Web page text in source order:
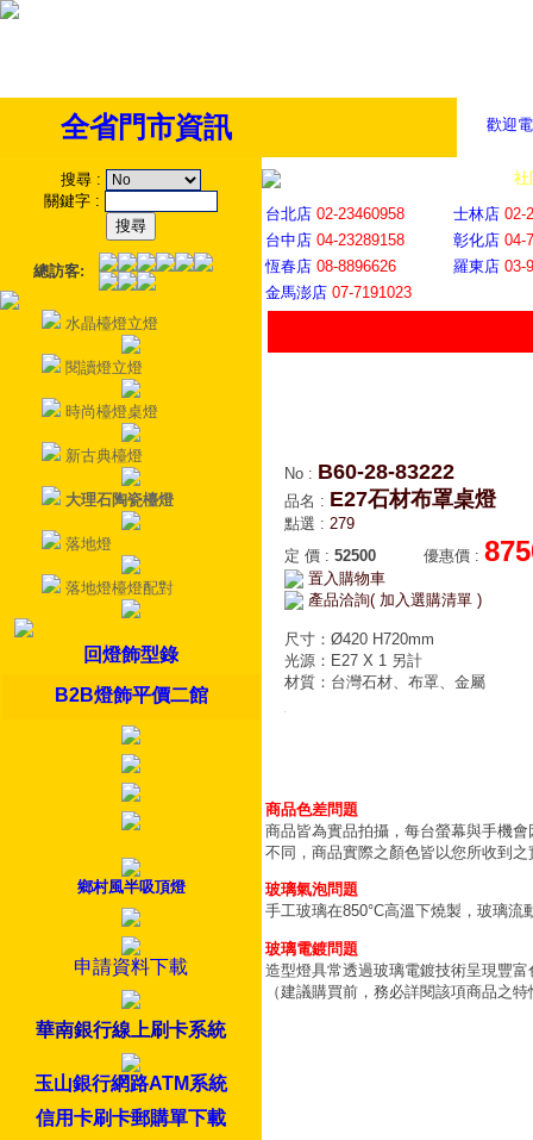
歡迎
全省門市資訊
搜尋 :
關鍵字 :
總訪客:
水晶檯燈立燈
閱讀燈立燈
時尚檯燈桌燈
新古典檯燈
大理石陶瓷檯燈
落地燈
落地燈檯燈配對
回燈飾型錄
B2B燈飾平價二館
鄉村風半吸頂燈
申請資料下載
華南銀行線上刷卡系統
玉山銀行網路ATM系統
信用卡刷卡郵購單下載
社
台北店 02-23460958 士林店 02-
台中店 04-23289158 彰化店 04-
恆春店 08-8896626 羅東店 03-
金馬澎店 07-7191023
No : B60-28-83222
品名 : E27石材布罩桌燈
點選 : 279
定 價 : 52500 優惠價 :
置入購物車
產品洽詢( 加入選購清單 )
尺寸：Ø420 H720mm
光源：E27 X 1 另計
材質：台灣石材、布罩、金屬
商品色差問題
商品皆為實品拍攝，每台螢幕與手機
不同，商品實際之顏色皆以您所收到之
玻璃氣泡問題
手工玻璃在850°C高溫下燒製，玻璃
玻璃電鍍問題
造型燈具常透過玻璃電鍍技術呈現豐
（建議購買前，務必詳閱該項商品之